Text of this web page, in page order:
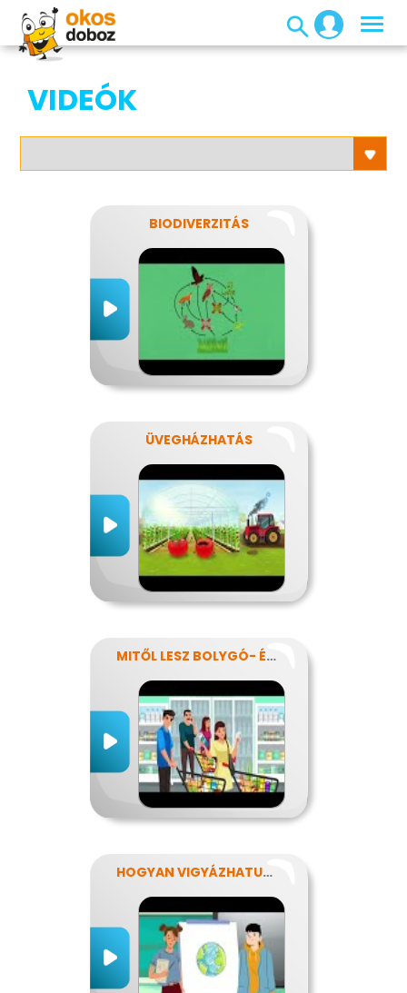
VIDEÓK
BIODIVERZITÁS
ÜVEGHÁZHATÁS
MITŐL LESZ BOLYGÓ- ÉS EGÉSZSÉGTUDATOS IS AZ ÉTRENDEM?
HOGYAN VIGYÁZHATUNK A FÖLDRE?